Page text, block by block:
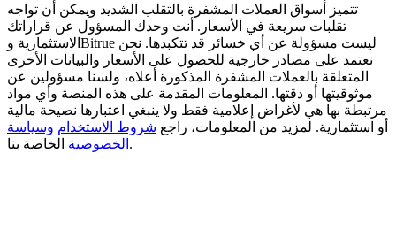
Precious Metals Trading Carnival
Trade Gold & Silver · 33,333 USDT Bonus
USDT New User Exclusive 10% APR
تتميز أسواق العملات المشفرة بالتقلب الشديد ويمكن أن تواجه
تقلبات سريعة في الأسعار. أنت وحدك المسؤول عن قراراتك
الاستثمارية وBitrue ليست مسؤولة عن أي خسائر قد تتكبدها. نحن
نعتمد على مصادر خارجية للحصول على الأسعار والبيانات الأخرى
المتعلقة بالعملات المشفرة المذكورة أعلاه، ولسنا مسؤولين عن
موثوقيتها أو دقتها. المعلومات المقدمة على هذه المنصة وأي مواد
مرتبطة بها هي لأغراض إعلامية فقط ولا ينبغي اعتبارها نصيحة مالية
أو استثمارية. لمزيد من المعلومات، راجع شروط الاستخدام وسياسة
الخصوصية الخاصة بنا.